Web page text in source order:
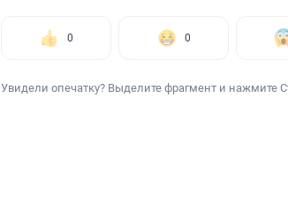
0 0
Увидели опечатку? Выделите фрагмент и нажмите